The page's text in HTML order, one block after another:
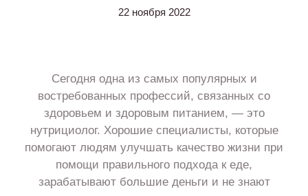
22 ноября 2022
Сегодня одна из самых популярных и
востребованных профессий, связанных со
здоровьем и здоровым питанием, — это
нутрициолог. Хорошие специалисты, которые
помогают людям улучшать качество жизни при
помощи правильного подхода к еде,
зарабатывают большие деньги и не знают